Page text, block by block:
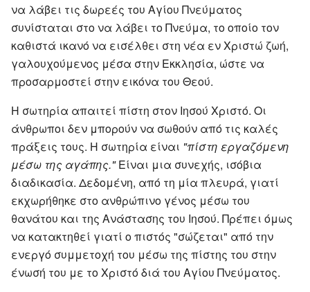
να λάβει τις δωρεές του Αγίου Πνεύματος
συνίσταται στο να λάβει το Πνεύμα, το οποίο τον
καθιστά ικανό να εισέλθει στη νέα εν Χριστώ ζωή,
γαλουχούμενος μέσα στην Εκκλησία, ώστε να
προσαρμοστεί στην εικόνα του Θεού.
Η σωτηρία απαιτεί πίστη στον Ιησού Χριστό. Οι
άνθρωποι δεν μπορούν να σωθούν από τις καλές
πράξεις τους. Η σωτηρία είναι "πίστη εργαζόμενη
μέσω της αγάπης."Είναι μια συνεχής, ισόβια
διαδικασία. Δεδομένη, από τη μία πλευρά, γιατί
εκχωρήθηκε στο ανθρώπινο γένος μέσω του
θανάτου και της Ανάστασης του Ιησού. Πρέπει όμως
να κατακτηθεί γιατί ο πιστός "σώζεται" από την
ενεργό συμμετοχή του μέσω της πίστης του στην
ένωσή του με το Χριστό διά του Αγίου Πνεύματος.